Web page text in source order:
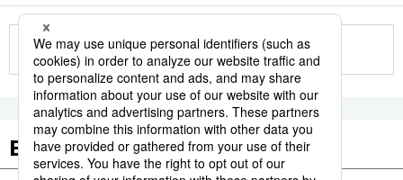
More in this series
Etiquetas destacadas